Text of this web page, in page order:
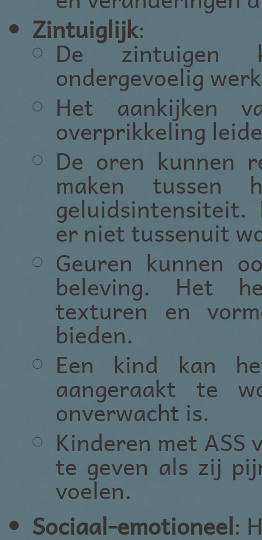
Zintuiglijk:
De zintuigen
ondergevoelig
Het aankijken
overprikkeling
De oren kunnen
maken tussen
er niet tussenuit
Geuren kunnen
beleving. Het
texturen en
bieden.
Een kind kan
aangeraakt te
onverwacht is.
Kinderen met ASS
te geven als zij
voelen.
Sociaal-emotioneel: